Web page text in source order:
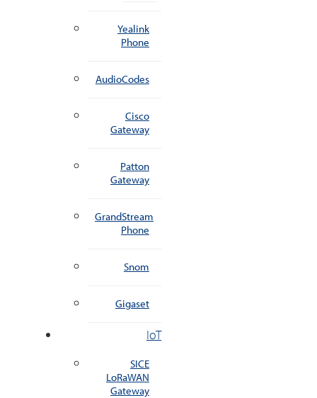
Yealink
Phone
AudioCodes
Cisco
Gateway
Patton
Gateway
GrandStream
Phone
Snom
Gigaset
IoT
SICE
LoRaWAN
Gateway